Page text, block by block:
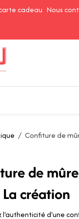
cadeau Nous
Confiture de
de
création
l'authenticité d'une